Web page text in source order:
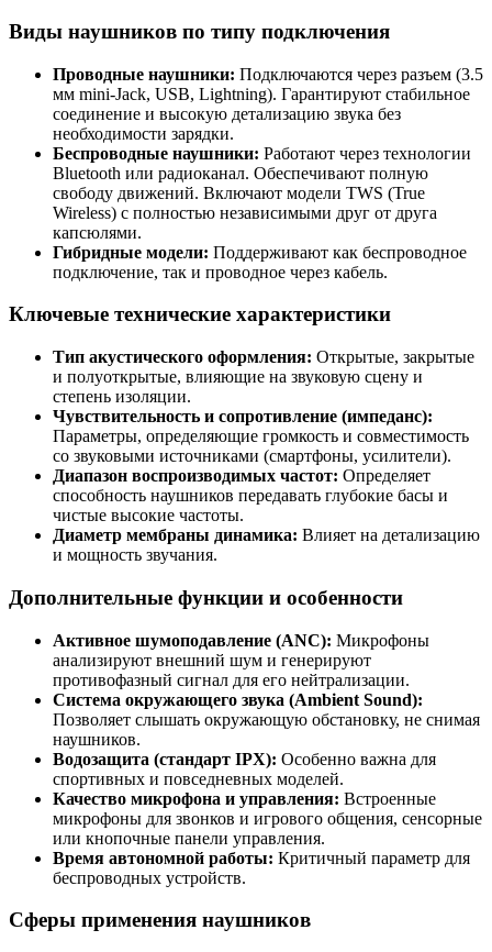
Виды наушников по типу подключения
Проводные наушники: Подключаются через разъем (3.5
мм mini-Jack, USB, Lightning). Гарантируют стабильное
соединение и высокую детализацию звука без
необходимости зарядки.
Беспроводные наушники: Работают через технологии
Bluetooth или радиоканал. Обеспечивают полную
свободу движений. Включают модели TWS (True
Wireless) с полностью независимыми друг от друга
капсюлями.
Гибридные модели: Поддерживают как беспроводное
подключение, так и проводное через кабель.
Ключевые технические характеристики
Тип акустического оформления: Открытые, закрытые
и полуоткрытые, влияющие на звуковую сцену и
степень изоляции.
Чувствительность и сопротивление (импеданс):
Параметры, определяющие громкость и совместимость
со звуковыми источниками (смартфоны, усилители).
Диапазон воспроизводимых частот: Определяет
способность наушников передавать глубокие басы и
чистые высокие частоты.
Диаметр мембраны динамика: Влияет на детализацию
и мощность звучания.
Дополнительные функции и особенности
Активное шумоподавление (ANC): Микрофоны
анализируют внешний шум и генерируют
противофазный сигнал для его нейтрализации.
Система окружающего звука (Ambient Sound):
Позволяет слышать окружающую обстановку, не снимая
наушников.
Водозащита (стандарт IPX): Особенно важна для
спортивных и повседневных моделей.
Качество микрофона и управления: Встроенные
микрофоны для звонков и игрового общения, сенсорные
или кнопочные панели управления.
Время автономной работы: Критичный параметр для
беспроводных устройств.
Сферы применения наушников